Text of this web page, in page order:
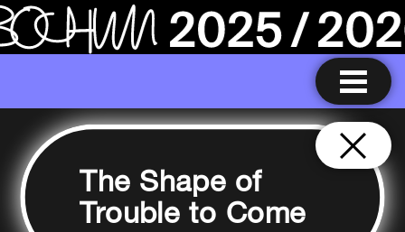
The Shape of
Trouble to Come